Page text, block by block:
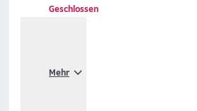
Geschlossen
Mehr